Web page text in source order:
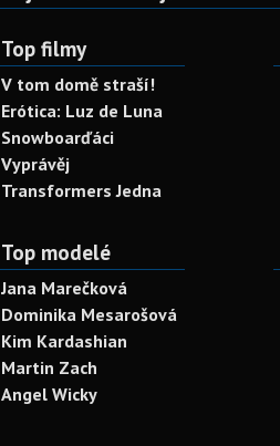
Top filmy
V tom domě straší!
Erótica: Luz de Luna
Snowboarďáci
Vyprávěj
Transformers Jedna
Top modelé
Jana Marečková
Dominika Mesarošová
Kim Kardashian
Martin Zach
Angel Wicky